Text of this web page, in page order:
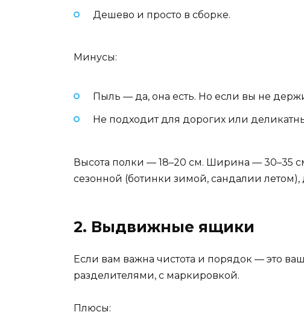
Дешево и просто в сборке.
Минусы:
Пыль — да, она есть. Но если вы не
Не подходит для дорогих или
Высота полки — 18–20 см. Ширина — 30–35
сезонной (ботинки зимой, сандалии летом),
2. Выдвижные ящики
Если вам важна чистота и порядок — это
разделителями, с маркировкой.
Плюсы: